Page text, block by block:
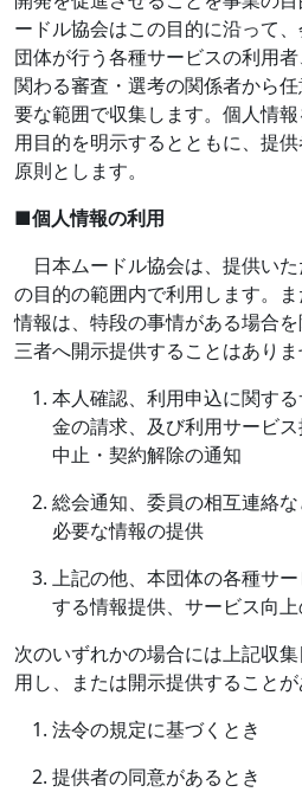
ードル協会はこの目的に沿って
団体が行う各種サービスの利用
関わる審査・選考の関係者から
要な範囲で収集します。個人情
用目的を明示するとともに、提
原則とします。
■個人情報の利用
日本ムードル協会は、提供い
の目的の範囲内で利用します。
情報は、特段の事情がある場合
三者へ開示提供することはありま
本人確認、利用申込に関す
金の請求、及び利用サービ
中止・契約解除の通知
総会通知、委員の相互連絡
必要な情報の提供
上記の他、本団体の各種サ
する情報提供、サービス向
次のいずれかの場合には上記収
用し、または開示提供することが
法令の規定に基づくとき
提供者の同意があるとき